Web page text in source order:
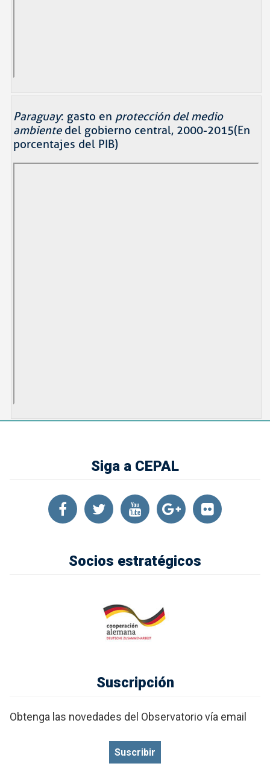
Paraguay: gasto en protección del medio
ambientedel gobierno central, 2000-2015(En
porcentajes del PIB)
Siga a CEPAL
Socios estratégicos
Suscripción
Obtenga las novedades del Observatorio vía email
Suscribir